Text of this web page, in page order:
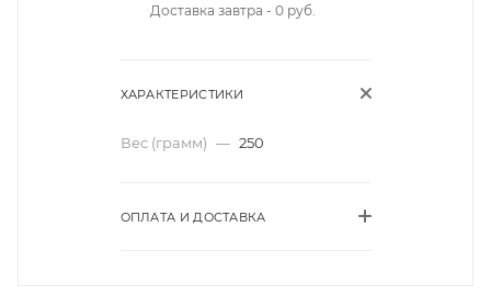
Доставка завтра - 0 руб.
ХАРАКТЕРИСТИКИ
Вес (грамм) — 250
ОПЛАТА И ДОСТАВКА